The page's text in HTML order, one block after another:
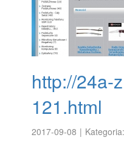
http://24a-
121.html
2017-09-08 |